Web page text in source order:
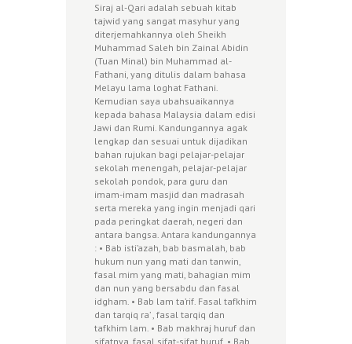
Siraj al-Qari adalah sebuah kitab
tajwid yang sangat masyhur yang
diterjemahkannya oleh Sheikh
Muhammad Saleh bin Zainal Abidin
(Tuan Minal) bin Muhammad al-
Fathani, yang ditulis dalam bahasa
Melayu lama loghat Fathani.
Kemudian saya ubahsuaikannya
kepada bahasa Malaysia dalam edisi
Jawi dan Rumi. Kandungannya agak
lengkap dan sesuai untuk dijadikan
bahan rujukan bagi pelajar-pelajar
sekolah menengah, pelajar-pelajar
sekolah pondok, para guru dan
imam-imam masjid dan madrasah
serta mereka yang ingin menjadi qari
pada peringkat daerah, negeri dan
antara bangsa. Antara kandungannya
: • Bab isti’azah, bab basmalah, bab
hukum nun yang mati dan tanwin,
fasal mim yang mati, bahagian mim
dan nun yang bersabdu dan fasal
idgham. • Bab lam ta’rif. Fasal tafkhim
dan tarqiq ra’ , fasal tarqiq dan
tafkhim lam. • Bab makhraj huruf dan
sifatnya, fasal sifat-sifat huruf. • Bab